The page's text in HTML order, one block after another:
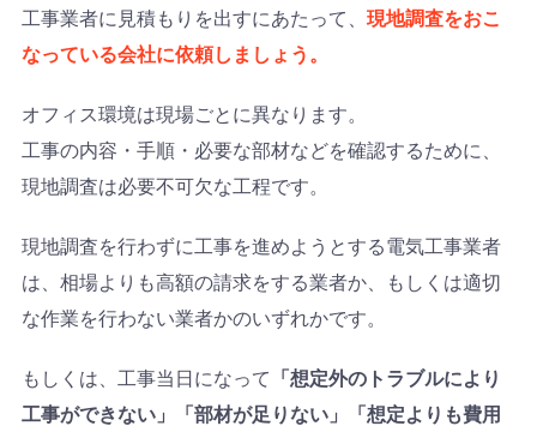
工事業者に見積もりを出すにあたって、 現地調査をおこ
なっている会社に依頼しましょう。
オフィス環境は現場ごとに異なります。
工事の内容・手順・必要な部材などを確認するために、
現地調査は必要不可欠な工程です。
現地調査を行わずに工事を進めようとする電気工事業者
は、相場よりも高額の請求をする業者か、もしくは適切
な作業を行わない業者かのいずれかです。
もしくは、工事当日になって
「想定外のトラブルにより
工事ができない」「部材が足りない」「想定よりも費用